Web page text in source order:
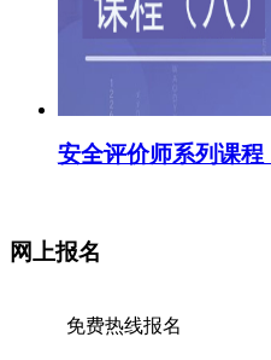
安全评价师系列课程
网上报名
免费热线报名